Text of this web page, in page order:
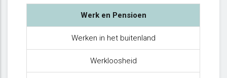
Werk en Pensioen
Werken in het buitenland
Werkloosheid